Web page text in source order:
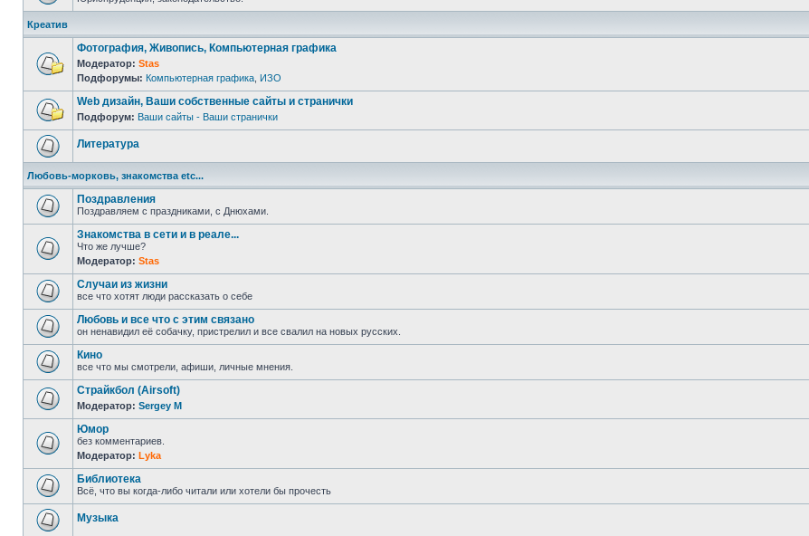
Креатив
Фотография, Живопись, Компьютерная графика
Модератор: Stas
Подфорумы: Компьютерная графика ИЗО
Web дизайн, Ваши собственные сайты и странички
Подфорум: Ваши сайты - Ваши странички
Литература
Любовь-морковь, знакомства etc...
Поздравления
Поздравляем с праздниками, с Днюхами.
Знакомства в сети и в реале...
Что же лучше?
Модератор: Stas
Случаи из жизни
все что хотят люди рассказать о себе
Любовь и все что с этим связано
он ненавидил её собачку, пристрелил и все свалил на новых русских.
Кино
все что мы смотрели, афиши, личные мнения.
Страйкбол (Airsoft)
Модератор: Sergey M
Юмор
без комментариев.
Модератор: Lyka
Библиотека
Всё, что вы когда-либо читали или хотели бы прочесть
Музыка